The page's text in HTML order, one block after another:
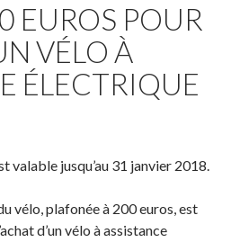
EUROS POUR
VÉLO À
ÉLECTRIQUE
valable jusqu’au 31 janvier 2018.
vélo, plafonée à 200 euros, est
d’un vélo à assistance